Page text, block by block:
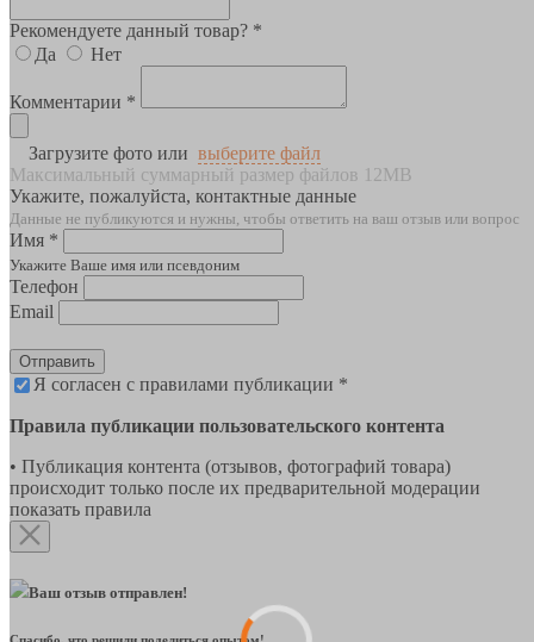
Рекомендуете данный товар? *
Да
Нет
Комментарии *
Загрузите фото или выберите файл
Максимальный суммарный размер файлов 12MB
Укажите, пожалуйста, контактные данные
Данные не публикуются и нужны, чтобы ответить на ваш отзыв или вопрос
Имя *
Укажите Ваше имя или псевдоним
Телефон
Email
Отправить
Я согласен с правилами публикации *
Правила публикации пользовательского контента
• Публикация контента (отзывов, фотографий товара)
происходит только после их предварительной модерации
показать правила
Ваш отзыв отправлен!